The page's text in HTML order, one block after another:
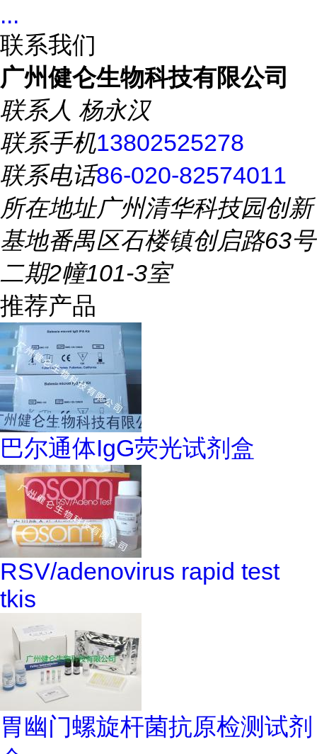
...
联系我们
广州健仑生物科技有限公司
联系人 杨永汉
联系手机13802525278
联系电话86-020-82574011
所在地址广州清华科技园创新
基地番禺区石楼镇创启路63号
二期2幢101-3室
推荐产品
巴尔通体IgG荧光试剂盒
RSV/adenovirus rapid test
tkis
胃幽门螺旋杆菌抗原检测试剂